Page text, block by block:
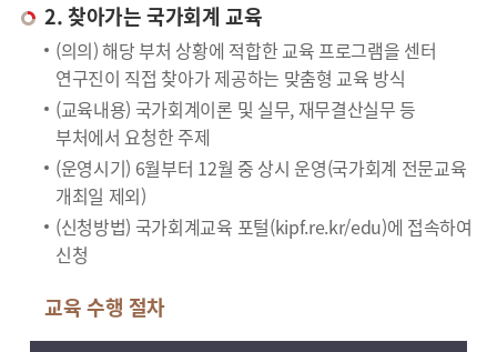
2. 찾아가는 국가회계 교육
(의의) 해당 부처 상황에 적합한 교육 프로그램을 센터
연구진이 직접 찾아가 제공하는 맞춤형 교육 방식
(교육내용) 국가회계이론 및 실무, 재무결산실무 등
부처에서 요청한 주제
(운영시기) 6월부터 12월 중 상시 운영(국가회계 전문교육
개최일 제외)
(신청방법) 국가회계교육 포털(kipf.re.kr/edu)에 접속하여
신청
교육 수행 절차